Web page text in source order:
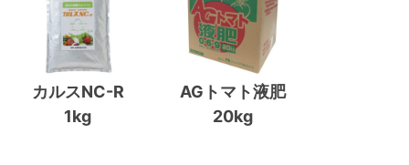
カルスNC-R
1kg
AGトマト液肥
20kg